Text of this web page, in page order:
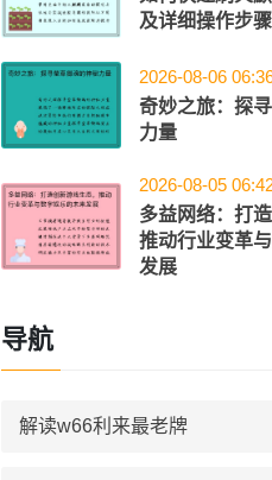
及详细操作步
2026-08-06
奇妙之旅：探
力量
2026-08-05
多益网络：打
推动行业变革
发展
导航
解读w66利来最老牌